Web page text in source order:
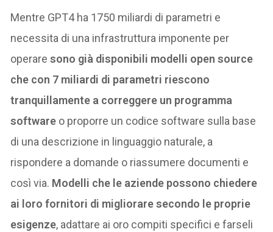
Mentre GPT4 ha 1750 miliardi di parametri e
necessita di una infrastruttura imponente per
operaresono già disponibili modelli open source
che con 7 miliardi di parametri riescono
tranquillamente a correggere un programma
software o proporre un codice software sulla base
di una descrizione in linguaggio naturale, a
rispondere a domande o riassumere documenti e
così via. Modelli che le aziende possono chiedere
ai loro fornitori di migliorare secondo le proprie
esigenze, adattare ai oro compiti specifici e farseli